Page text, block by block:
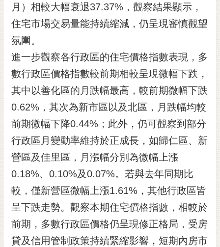
料
放
宣
告
市
府
交
通
置
月）相較大幅衰退37.37%，觀察結果顯示，
住宅市場交易量能持續縮減，仍呈現審慎觀望
氛圍。
進一步觀察各行政區的住宅價格指數表現，多
數行政區價格指數較前期相較呈現微幅下跌，
其中以善化區的月跌幅最高，較前期微幅下跌
0.62%，其次為新市區以及北區，月跌幅均較
前期微幅下降0.44%；此外，仍可觀察到部分
行政區月變動率維持於正成長，如歸仁區、新
營區及佳里區，月漲幅分別為微幅上漲
0.18%、0.10%及0.07%。若與去年同期比
較，僅新營區微幅上漲1.61%，其他行政區皆
呈下跌走勢。觀察本期住宅價格指數，相較於
前期，多數行政區價格仍呈現修正格局，受房
貸及信用管制政策持續緊縮影響，短期內房市